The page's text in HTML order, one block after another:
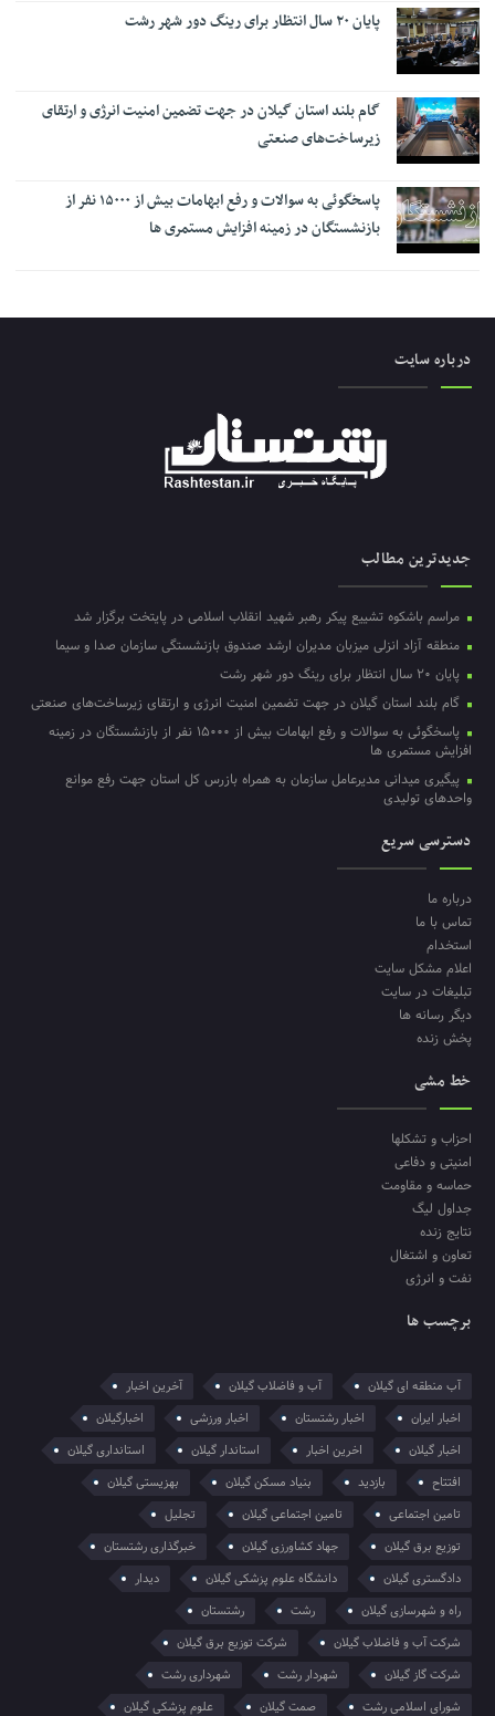
پایان ۲۰ سال انتظار برای رینگ دور شهر رشت
گام بلند استان گیلان در جهت تضمین امنیت انرژی و ارتقای
زیرساخت‌های صنعتی
پاسخگوئی به سوالات و رفع ابهامات بیش از ۱۵۰۰۰ نفر از
بازنشستگان در زمینه افزایش مستمری ها
درباره سایت
جدیدترین مطالب
مراسم باشکوه تشییع پیکر رهبر شهید انقلاب اسلامی در پایتخت برگزار شد
منطقه آزاد انزلی میزبان مدیران ارشد صندوق بازنشستگی سازمان صدا و سیما
پایان ۲۰ سال انتظار برای رینگ دور شهر رشت
گام بلند استان گیلان در جهت تضمین امنیت انرژی و ارتقای زیرساخت‌های صنعتی
پاسخگوئی به سوالات و رفع ابهامات بیش از ۱۵۰۰۰ نفر از بازنشستگان در زمینه
افزایش مستمری ها
پیگیری میدانی مدیرعامل سازمان به همراه بازرس کل استان جهت رفع موانع
واحدهای تولیدی
دسترسی سریع
درباره ما
تماس با ما
استخدام
اعلام مشکل سایت
تبلیغات در سایت
دیگر رسانه ها
پخش زنده
خط مشی
احزاب و تشکلها
امنیتی و دفاعی
حماسه و مقاومت
جداول لیگ
نتایج زنده
تعاون و اشتغال
نفت و انرژی
برچسب ها
آب منطقه ای گیلان آب و فاضلاب گیلان
آخرین اخبار
اخبار ایران
اخبار رشتستان اخبار ورزشی
اخبارگیلان
اخبار گیلان
اخرین اخبار استاندار گیلان
استانداری گیلان
افتتاح
بازدید بنیاد مسکن گیلان
بهزیستی گیلان
تامین اجتماعی
تامین اجتماعی گیلان
تجلیل
توزیع برق گیلان
جهاد کشاورزی گیلان
خبرگذاری رشتستان
دادگستری گیلان
دانشگاه علوم پزشکی گیلان
دیدار
راه و شهرسازی گیلان
رشت
رشتستان
شرکت آب و فاضلاب گیلان
شرکت توزیع برق گیلان
شرکت گاز گیلان
شهردار رشت
شهرداری رشت
شورای اسلامی رشت
صمت گیلان علوم پزشکی گیلان